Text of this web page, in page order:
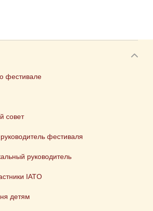
фестивале
совет
фестиваля
руководитель
IATO
детям